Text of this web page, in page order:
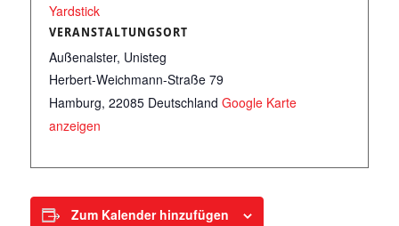
Yardstick
VERANSTALTUNGSORT
Außenalster, Unisteg
Herbert-Weichmann-Straße 79
Hamburg, 22085 Deutschland Google Karte
anzeigen
Zum Kalender hinzufügen